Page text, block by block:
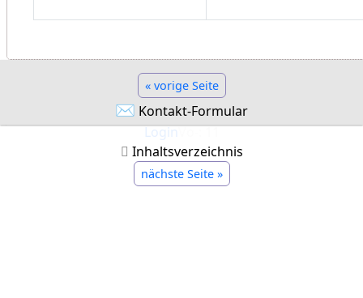
« vorige Seite
✉ Kontakt-Formular
LoginVo-: 11
Inhaltsverzeichnis
nächste Seite »